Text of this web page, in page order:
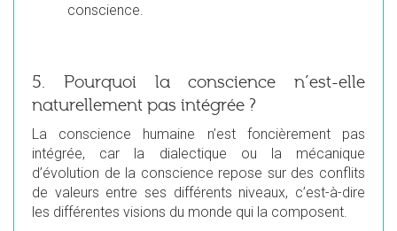
conscience.
5. Pourquoi la conscience n’est-elle
naturellement pas intégrée ?
La conscience humaine n’est foncièrement pas
intégrée, car la dialectique ou la mécanique
d’évolution de la conscience repose sur des conflits
de valeurs entre ses différents niveaux, c’est-à-dire
les différentes visions du monde qui la composent.